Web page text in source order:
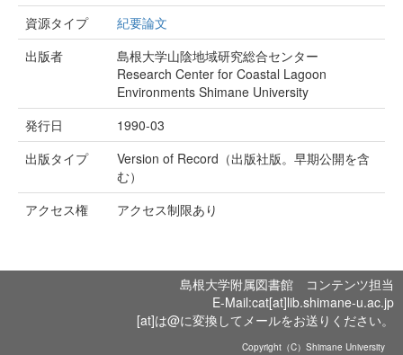
資源タイプ
紀要論文
出版者
島根大学山陰地域研究総合センター
Research Center for Coastal Lagoon
Environments Shimane University
発行日
1990-03
出版タイプ
Version of Record（出版社版。早期公開を含
む）
アクセス権
アクセス制限あり
島根大学附属図書館 コンテンツ担当
E-Mail:cat[at]lib.shimane-u.ac.jp
[at]は@に変換してメールをお送りください。
Copyright（C）Shimane University